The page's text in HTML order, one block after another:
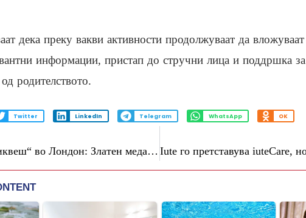
дека преку вакви активности продолжуваат да
информации, пристап до стручни лица и поддршка за
родителството.
Twitter LinkedIn Telegram WhatsApp OK
Успех на „Тиквеш“ во Лондон: Златен медал за црвеното вино „Babuna 2023“ и нови меѓународни признанија